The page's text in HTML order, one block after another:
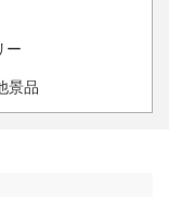
ー
景品